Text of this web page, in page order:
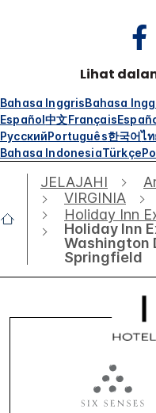
Lihat
Bahasa InggrisBahasa
Español中文Français
РусскийPortuguês한국어ไ
Bahasa IndonesiaTürkçe
JELAJAHI
VIRGINIA
Holiday Inn
Holiday Inn
Washington
Springfield